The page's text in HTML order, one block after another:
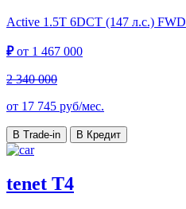
Active 1.5T 6DCT (147 л.с.) FWD
₽от 1 467 000
2 340 000
от 17 745 руб/мес.
В Trade-in В Кредит
tenet T4